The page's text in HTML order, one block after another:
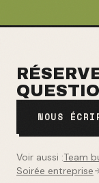
NOUS
Voir aussi :Team
Soirée entreprise